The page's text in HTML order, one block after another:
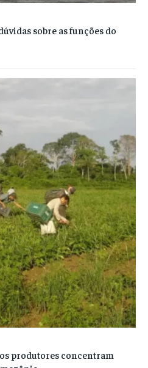
sobre as funções do
produtores concentram